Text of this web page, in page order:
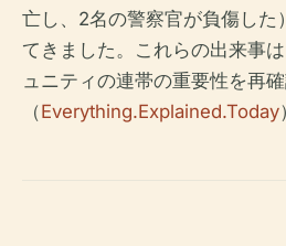
亡し、2名の警察官が負傷した
てきました。これらの出来事
ュニティの連帯の重要性を再
（Everything.Explained.Today